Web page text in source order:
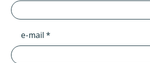
e-mail *